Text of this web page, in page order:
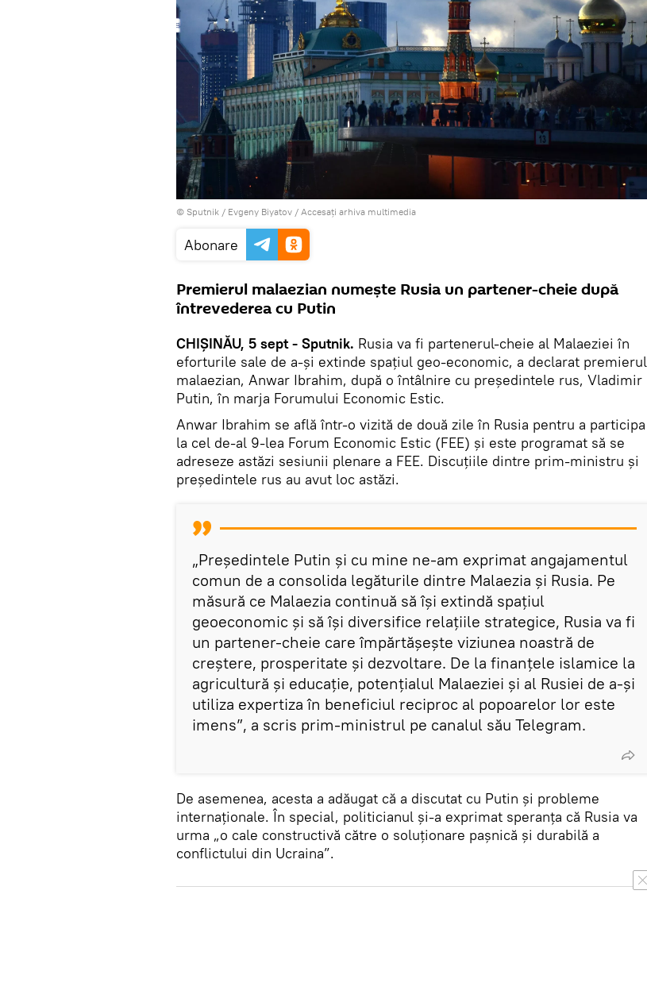
© Sputnik / Evgeny Biyatov / Accesați arhiva multimedia
Abonare
Premierul malaezian numește Rusia un partener-cheie după
întrevederea cu Putin
CHIȘINĂU, 5 sept - Sputnik. Rusia va fi partenerul-cheie al Malaeziei în
eforturile sale de a-și extinde spațiul geo-economic, a declarat premierul
malaezian, Anwar Ibrahim, după o întâlnire cu președintele rus, Vladimir
Putin, în marja Forumului Economic Estic.
Anwar Ibrahim se află într-o vizită de două zile în Rusia pentru a participa
la cel de-al 9-lea Forum Economic Estic (FEE) și este programat să se
adreseze astăzi sesiunii plenare a FEE. Discuțiile dintre prim-ministru și
președintele rus au avut loc astăzi.
„Președintele Putin și cu mine ne-am exprimat angajamentul
comun de a consolida legăturile dintre Malaezia și Rusia. Pe
măsură ce Malaezia continuă să își extindă spațiul
geoeconomic și să își diversifice relațiile strategice, Rusia va fi
un partener-cheie care împărtășește viziunea noastră de
creștere, prosperitate și dezvoltare. De la finanțele islamice la
agricultură și educație, potențialul Malaeziei și al Rusiei de a-și
utiliza expertiza în beneficiul reciproc al popoarelor lor este
imens”, a scris prim-ministrul pe canalul său Telegram.
De asemenea, acesta a adăugat că a discutat cu Putin și probleme
internaționale. În special, politicianul și-a exprimat speranța că Rusia va
urma „o cale constructivă către o soluționare pașnică și durabilă a
conflictului din Ucraina”.